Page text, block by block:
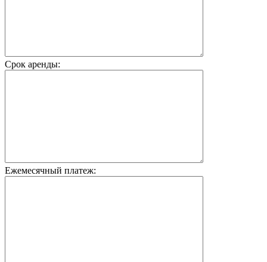
Срок аренды:
Ежемесячный платеж: